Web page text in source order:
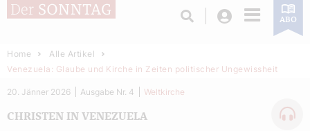
Login ABO
Home
Alle Artikel
Venezuela: Glaube und Kirche in Zeiten politischer Ungewissheit
CHRISTEN IN VENEZUELA
20. Jänner 2026 Ausgabe Nr. 4 Weltkirche